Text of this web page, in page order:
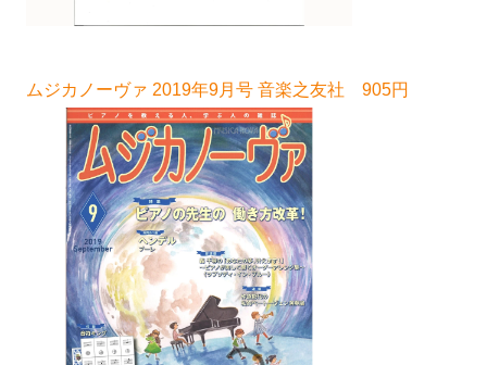
ムジカノーヴァ 2019年9月号 音楽之友社 905円